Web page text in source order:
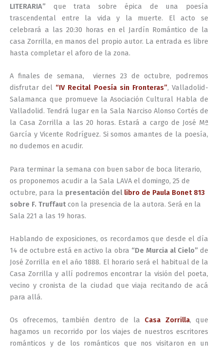
LITERARIA” que trata sobre épica de una poesía
trascendental entre la vida y la muerte. El acto se
celebrará a las 20:30 horas en el Jardín Romántico de la
casa Zorrilla, en manos del propio autor. La entrada es libre
hasta completar el aforo de la zona.
A finales de semana, viernes 23 de octubre, podremos
disfrutar del “IV Recital Poesía sin Fronteras”, Valladolid-
Salamanca que promueve la Asociación Cultural Habla de
Valladolid. Tendrá lugar en la Sala Narciso Alonso Cortés de
la Casa Zorrilla a las 20 horas. Estará a cargo de José Mª
García y Vicente Rodríguez. Si somos amantes de la poesía,
no dudemos en acudir.
Para terminar la semana con buen sabor de boca literario,
os proponemos acudir a la Sala LAVA el domingo, 25 de
octubre, para la presentación del libro de Paula Bonet 813
sobre F. Truffautcon la presencia de la autora. Será en la
Sala 221 a las 19 horas.
Hablando de exposiciones, os recordamos que desde el día
14 de octubre está en activo la obra “De Murcia al Cielo” de
José Zorrilla en el año 1888. El horario será el habitual de la
Casa Zorrilla y allí podremos encontrar la visión del poeta,
vecino y cronista de la ciudad que viaja recitando de acá
para allá.
Os ofrecemos, también dentro de la Casa Zorrilla, que
hagamos un recorrido por los viajes de nuestros escritores
románticos y de los románticos que nos visitaron en un